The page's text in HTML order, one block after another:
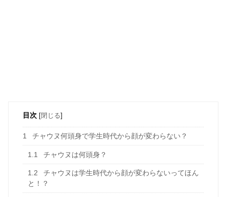
目次 [閉じる]
1 チャウヌ何頭身で学生時代から顔が変わらない？
1.1 チャウヌは何頭身？
1.2
チャウヌは学生時代から顔が変わらないってほん
と！？